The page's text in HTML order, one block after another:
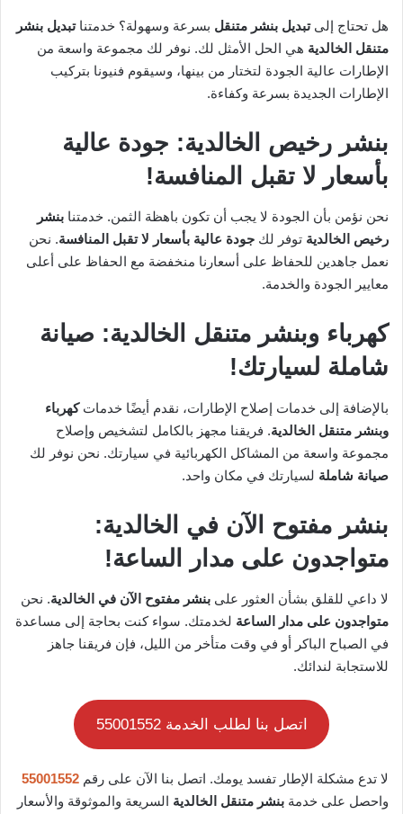
هل تحتاج إلىتبديل بنشر متنقل بسرعة وسهولة؟ خدمتناتبديل بنشر
متنقل الخالدية هي الحل الأمثل لك. نوفر لك مجموعة واسعة من
الإطارات عالية الجودة لتختار من بينها، وسيقوم فنيونا بتركيب
الإطارات الجديدة بسرعة وكفاءة.
بنشر رخيص الخالدية: جودة عالية
بأسعار لا تقبل المنافسة!
نحن نؤمن بأن الجودة لا يجب أن تكون باهظة الثمن. خدمتنا بنشر
رخيص الخالدية توفر لك جودة عالية بأسعار لا تقبل المنافسة. نحن
نعمل جاهدين للحفاظ على أسعارنا منخفضة مع الحفاظ على أعلى
معايير الجودة والخدمة.
كهرباء وبنشر متنقل الخالدية: صيانة
شاملة لسيارتك!
بالإضافة إلى خدمات إصلاح الإطارات، نقدم أيضًا خدماتكهرباء
وبنشر متنقل الخالدية. فريقنا مجهز بالكامل لتشخيص وإصلاح
مجموعة واسعة من المشاكل الكهربائية في سيارتك. نحن نوفر لك
صيانة شاملة لسيارتك في مكان واحد.
بنشر مفتوح الآن في الخالدية:
متواجدون على مدار الساعة!
لا داعي للقلق بشأن العثور على بنشر مفتوح الآن في الخالدية. نحن
متواجدون على مدار الساعة لخدمتك. سواء كنت بحاجة إلى مساعدة
في الصباح الباكر أو في وقت متأخر من الليل، فإن فريقنا جاهز
للاستجابة لندائك.
اتصل بنا لطلب الخدمة 55001552
لا تدع مشكلة الإطار تفسد يومك. اتصل بنا الآن على رقم 55001552
واحصل على خدمة بنشر متنقل الخالدية السريعة والموثوقة والأسعار